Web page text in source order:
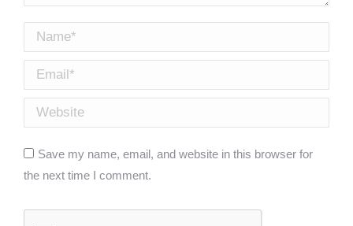
Name *
Email *
Website
Save my name, email, and website in this browser for
the next time I comment.